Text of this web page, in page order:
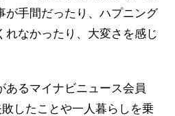
が手間だったり、ハプニング
れなかったり、大変さを感じ
あるマイナビニュース会員
したことや一人暮らしを乗